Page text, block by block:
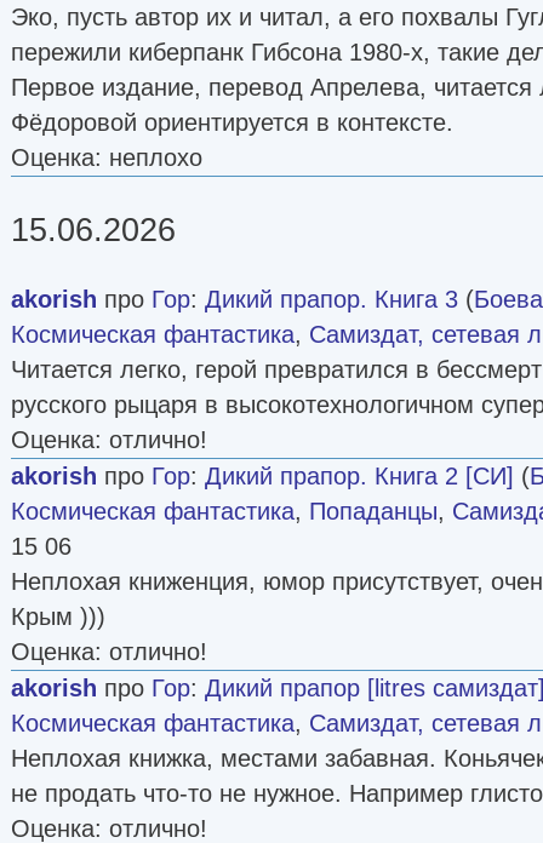
Эко, пусть автор их и читал, а его похвалы
пережили киберпанк Гибсона 1980-х, такие
Первое издание, перевод Апрелева,
Фёдоровой ориентируется в контексте.
Оценка: неплохо
15.06.2026
akorish про Гор: Дикий прапор. Книга 3 (
Космическая фантастика, Самиздат, сетевая
Читается легко, герой превратился в
русского рыцаря в высокотехнологичном
Оценка: отлично!
akorish про Гор: Дикий прапор. Книга 2 [СИ] (
Космическая фантастика, Попаданцы,
15 06
Неплохая книженция, юмор присутствует,
Крым )))
Оценка: отлично!
akorish про Гор: Дикий прапор [litres
Космическая фантастика, Самиздат, сетевая
Неплохая книжка, местами забавная.
не продать что-то не нужное. Например
Оценка: отлично!